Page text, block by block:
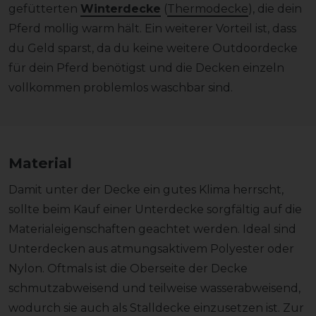
gefütterten Winterdecke (Thermodecke), die dein
Pferd mollig warm hält. Ein weiterer Vorteil ist, dass
du Geld sparst, da du keine weitere Outdoordecke
für dein Pferd benötigst und die Decken einzeln
vollkommen problemlos waschbar sind.
Material
Damit unter der Decke ein gutes Klima herrscht,
sollte beim Kauf einer Unterdecke sorgfältig auf die
Materialeigenschaften geachtet werden. Ideal sind
Unterdecken aus atmungsaktivem Polyester oder
Nylon. Oftmals ist die Oberseite der Decke
schmutzabweisend und teilweise wasserabweisend,
wodurch sie auch als Stalldecke einzusetzen ist. Zur